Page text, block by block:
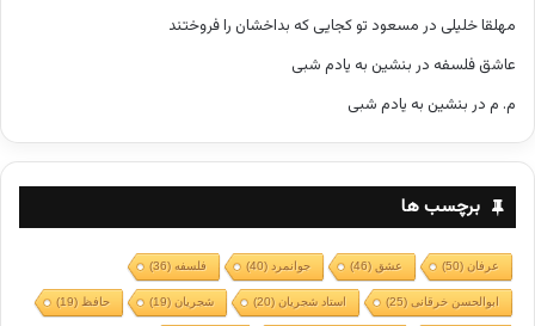
مهلقا خلیلی در مسعود تو کجایی که بداخشان را فروختند
عاشق فلسفه در بنشین به یادم شبی
م. م در بنشین به یادم شبی
برچسب ها
عرفان(50) عشق (46) جوانمرد (40) فلسفه(36)
ابوالحسن خرقانی(25) استاد شجریان(20) شجریان(19) حافظ (19)